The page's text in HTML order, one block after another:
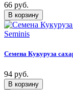
66 руб.
Семена Кукуруза
94 руб.